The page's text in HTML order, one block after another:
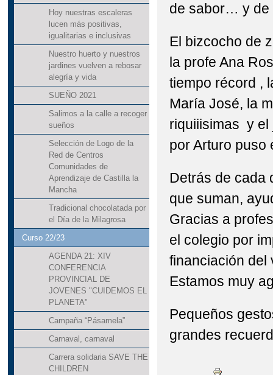
Hoy nuestras escaleras
lucen más positivas,
igualitarias e inclusivas
Nuestro huerto y nuestros
jardines vuelven a rebosar
alegría y vida
SUEÑO 2021
Salimos a la calle a recoger
sueños
Selección de Logo de la
Red de Centros
Comunidades de
Aprendizaje de Castilla la
Mancha
Tradicional chocolatada por
el Día de la Milagrosa
Curso 22/23
AGENDA 21: XIV
CONFERENCIA
PROVINCIAL DE
JOVENES "CUIDEMOS EL
PLANETA"
Campaña “Pásamela”
Carnaval, carnaval
Carrera solidaria SAVE THE
CHILDREN
de sabor… y
El bizcocho de
la profe Ana
tiempo récord ,
María José, la
riquiiisimas y el
por Arturo puso
Detrás de cada
que suman,
Gracias a
el colegio por
financiación del
Estamos muy
Pequeños
grandes